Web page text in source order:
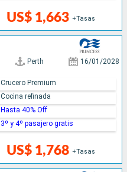
US$ 1,663 +Tasas
Perth 16/01/2028
US$ 1,768 +Tasas
Crucero Premium
Cocina refinada
Hasta 40% Off
3º y 4º pasajero gratis